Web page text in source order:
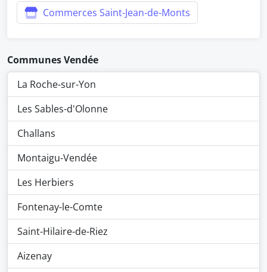
Commerces Saint-Jean-de-Monts
Communes Vendée
La Roche-sur-Yon
Les Sables-d'Olonne
Challans
Montaigu-Vendée
Les Herbiers
Fontenay-le-Comte
Saint-Hilaire-de-Riez
Aizenay